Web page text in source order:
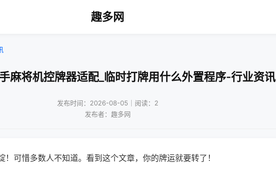
趣多网
麻将机控牌器适配_临时打牌用什么外置程序-行业资讯
发布时间：2026-08-05｜阅读：2
发布者：趣多网
！可惜多数人不知道。看到这个文章，你的牌运就要转了！